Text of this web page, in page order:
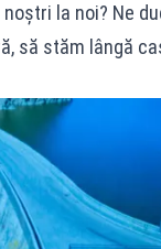
la noi? Ne
să stăm lângă